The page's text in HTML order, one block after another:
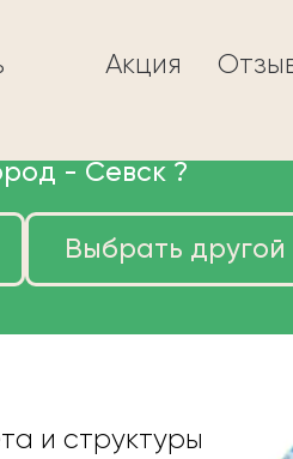
Акция
в
и структуры
- Севск ?
Выбрать другой